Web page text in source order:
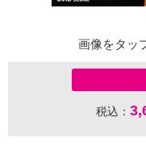
画像をタッ
税込：